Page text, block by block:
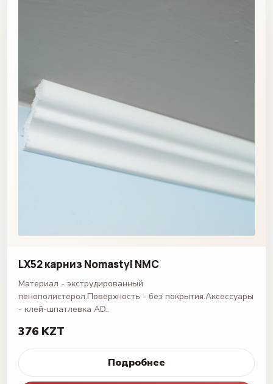
LX52 карниз Nomastyl NMC
Материал - экструдированный
пенополистерол.Поверхность - без покрытия.Аксессуары
- клей-шпатлевка AD..
376 KZT
Подробнее